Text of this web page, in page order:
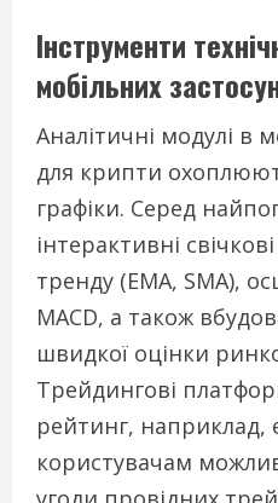
Інструменти
мобільних
Аналітичні модулі в
для крипти
графіки. Серед
інтерактивні
тренду (EMA, SMA),
MACD, а також
швидкої оцінки
Трейдингові
рейтинг,
користувачам